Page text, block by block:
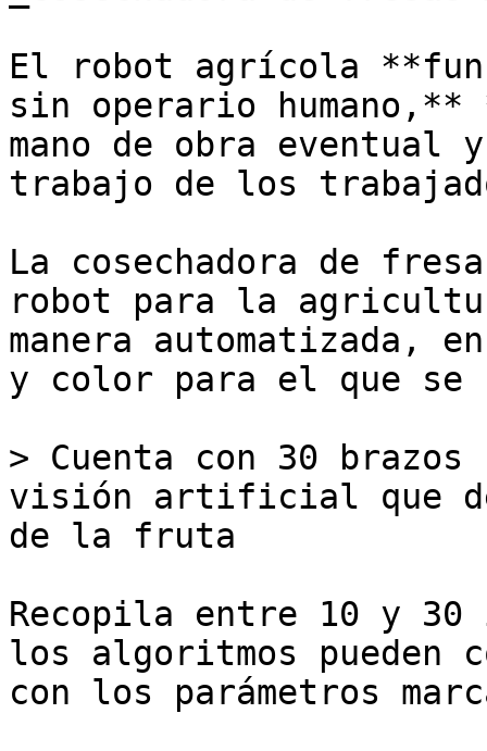
El robot agrícola
sin operario humano,**
mano de obra eventual
trabajo de los
La cosechadora de
robot para la
manera automatizada,
y color para el que se
> Cuenta con 30
visión artificial que
de la fruta
Recopila entre 10 y 30
los algoritmos pueden
con los parámetros